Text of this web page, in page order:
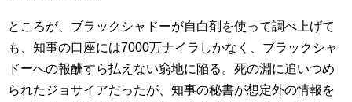
ところが、ブラックシャドーが自白剤を使って調べ上げて
も、知事の口座には7000万ナイラしかなく、ブラックシャ
ドーへの報酬すら払えない窮地に陥る。死の淵に追いつめ
られたジョサイアだったが、知事の秘書が想定外の情報を